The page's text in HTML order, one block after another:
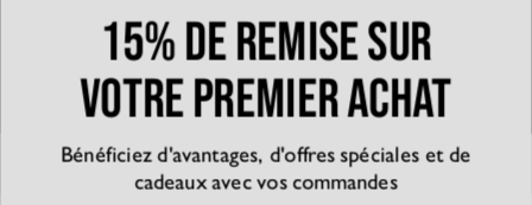
QUI SOMMES-NOUS?
15% de remise sur
votre premier achat
Bénéficiez d'avantages, d'offres spéciales et de
cadeaux avec vos commandes